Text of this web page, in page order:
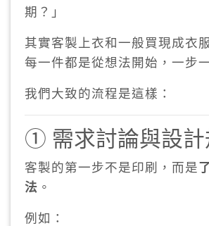
期？」
其實客製上衣和一般買現成衣
每一件都是從想法開始，一步
我們大致的流程是這樣：
① 需求討論與設計
客製的第一步不是印刷，而是
法 。
例如：